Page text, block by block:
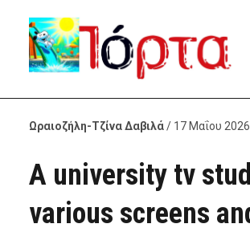
Ωραιοζήλη-Τζίνα Δαβιλά/ 17 Μαΐου
A university tv
various screens